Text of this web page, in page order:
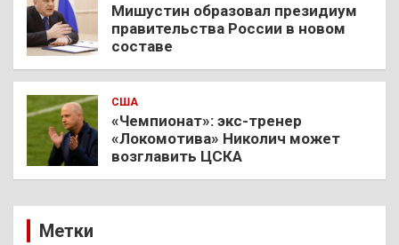
Мишустин образовал президиум
правительства России в новом
составе
США
«Чемпионат»: экс-тренер
«Локомотива» Николич может
возглавить ЦСКА
Метки